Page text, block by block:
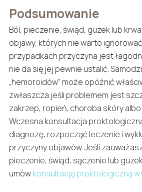
Podsumowanie
Ból, pieczenie, świąd, guzek lub
objawy, których nie warto
przypadkach przyczyna jest
nie da się jej pewnie ustalić.
„hemoroidów” może opóźnić
zwłaszcza jeśli problemem jest
zakrzep, ropień, choroba skóry albo
Wczesna konsultacja
diagnozę, rozpocząć leczenie i
przyczyny objawów. Jeśli
pieczenie, świąd, sączenie lub
umówkonsultację proktologiczną w